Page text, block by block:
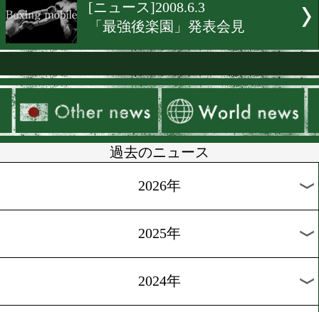
[ニュース]2009.11.8
女子W世界戦発表会見
[ニュース]2009.6.29
レイジング・バトル発表会
G-Legend2発表会見
[ニュース]2008.5.31
W世界戦発表会見!!